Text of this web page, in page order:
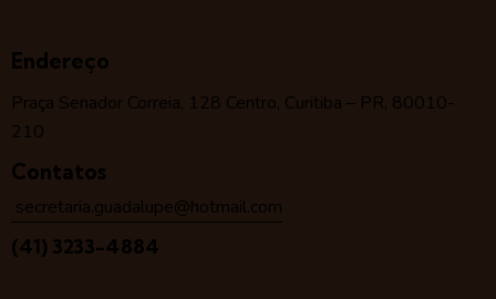
Endereço
Praça Senador Correia, 128 Centro, Curitiba – PR, 80010-
210
Contatos
secretaria.guadalupe@hotmail.com
(41) 3233-4884